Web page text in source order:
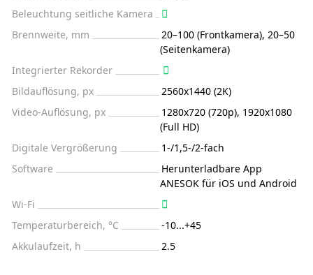
Beleuchtung seitliche Kamera
Brennweite, mm
20–100 (Frontkamera), 20–50
(Seitenkamera)
Integrierter Rekorder
Bildauflösung, px
2560х1440 (2K)
Video-Auflösung, px
1280x720 (720p), 1920x1080
(Full HD)
Digitale Vergrößerung
1-/1,5-/2-fach
Software
Herunterladbare App
ANESOK für iOS und Android
Wi-Fi
Temperaturbereich, °C
-10...+45
Akkulaufzeit, h
2.5